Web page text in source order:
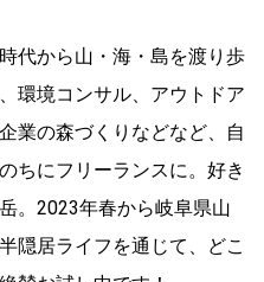
代から山・海・島を渡り歩
環境コンサル、アウトドア
業の森づくりなどなど、自
ちにフリーランスに。好き
。2023年春から岐阜県山
隠居ライフを通じて、どこ